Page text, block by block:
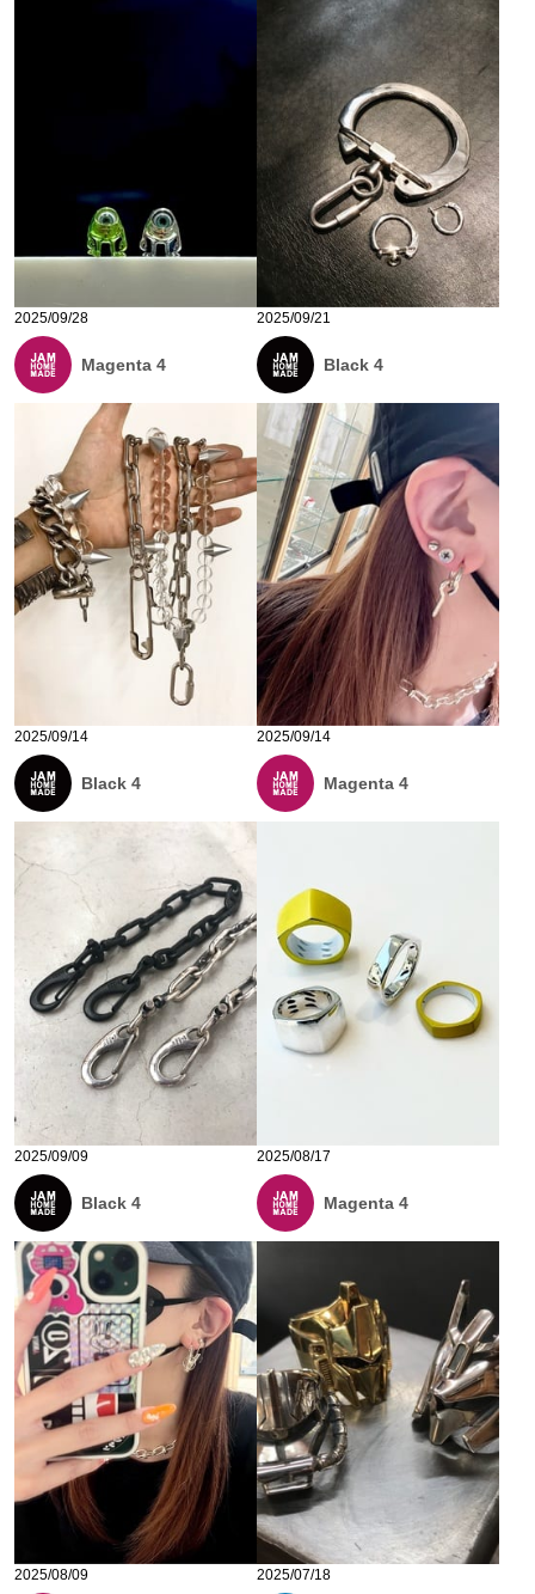
2025/09/28
Magenta 4
2025/09/21
Black 4
2025/09/14
Black 4
2025/09/14
Magenta 4
2025/09/09
Black 4
2025/08/17
Magenta 4
2025/08/09 2025/07/18